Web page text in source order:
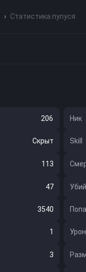
› Статистика пупуся
206 Ник
Скрыт Skill
113
47
3540
1 Урон
3